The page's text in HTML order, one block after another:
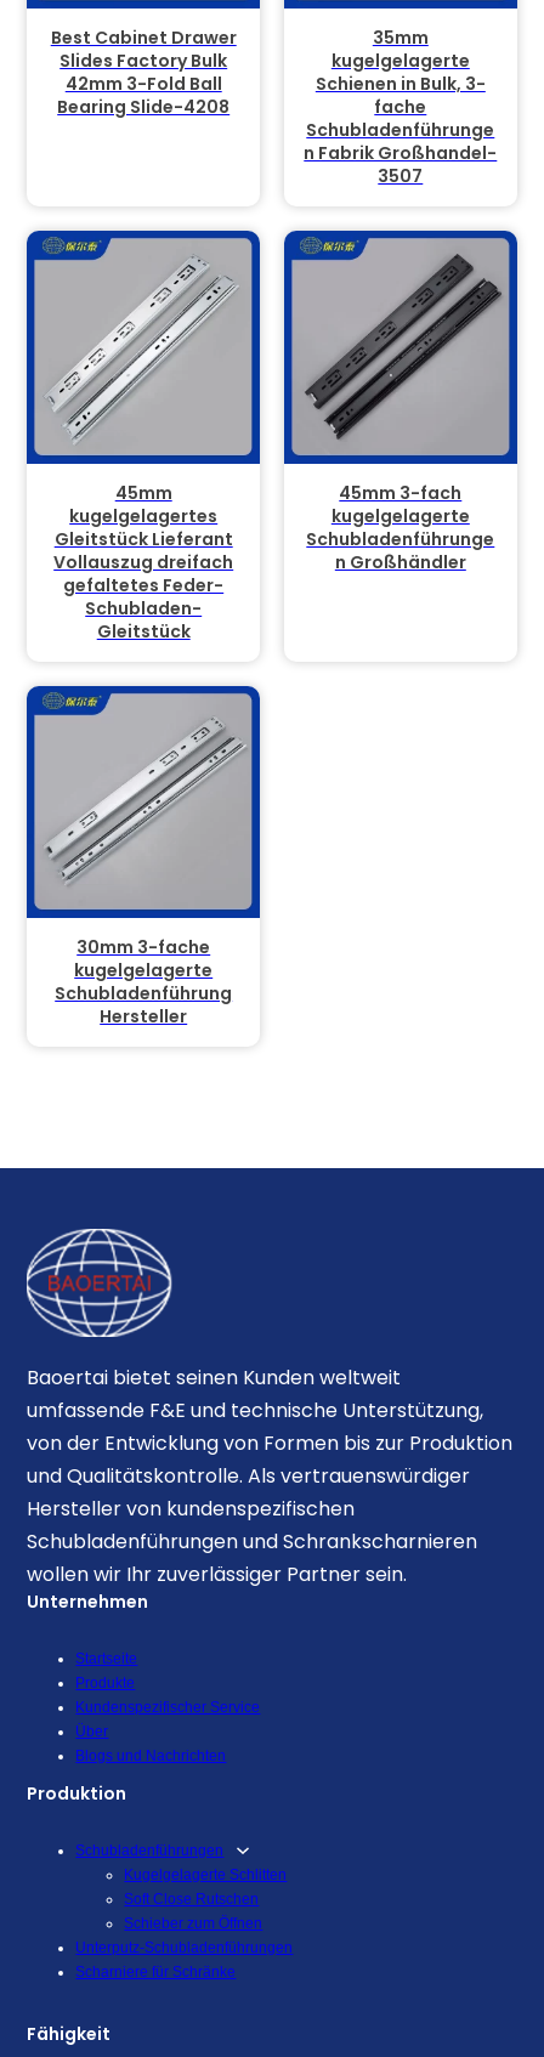
Best Cabinet Drawer
Slides Factory Bulk
42mm 3-Fold Ball
Bearing Slide-4208
35mm
kugelgelagerte
Schienen in Bulk, 3-
fache
Schubladenführunge
n Fabrik Großhandel-
3507
45mm
kugelgelagertes
Gleitstück Lieferant
Vollauszug dreifach
gefaltetes Feder-
Schubladen-
Gleitstück
45mm 3-fach
kugelgelagerte
Schubladenführunge
n Großhändler
30mm 3-fache
kugelgelagerte
Schubladenführung
Hersteller
Baoertai bietet seinen Kunden weltweit
umfassende F&E und technische Unterstützung,
von der Entwicklung von Formen bis zur Produktion
und Qualitätskontrolle. Als vertrauenswürdiger
Hersteller von kundenspezifischen
Schubladenführungen und Schrankscharnieren
wollen wir Ihr zuverlässiger Partner sein.
Unternehmen
Startseite
Produkte
Kundenspezifischer Service
Über
Blogs und Nachrichten
Produktion
Schubladenführungen
Kugelgelagerte Schlitten
Soft Close Rutschen
Schieber zum Öffnen
Unterputz-Schubladenführungen
Scharniere für Schränke
Fähigkeit